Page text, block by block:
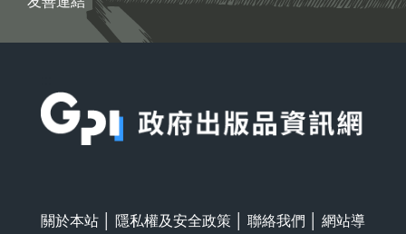
關於本站 隱私權及安全政策 聯絡我們
網站導